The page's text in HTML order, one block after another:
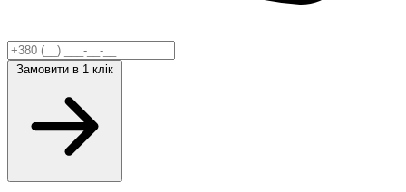
Замовити в 1 клік